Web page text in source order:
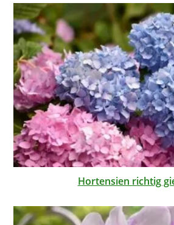
Hortensien richtig